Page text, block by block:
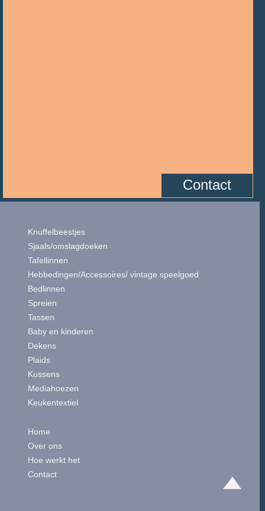
Contact
Knuffelbeestjes
Sjaals/omslagdoeken
Tafellinnen
Hebbedingen/Accessoires/ vintage speelgoed
Bedlinnen
Spreien
Tassen
Baby en kinderen
Dekens
Plaids
Kussens
Mediahoezen
Keukentextiel
Home
Over ons
Hoe werkt het
Contact